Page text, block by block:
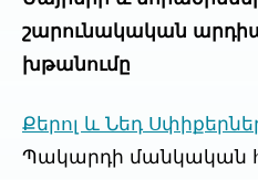
շարունակական
խթանումը
Քերոլ և Նեդ
Պակարդի մանկական